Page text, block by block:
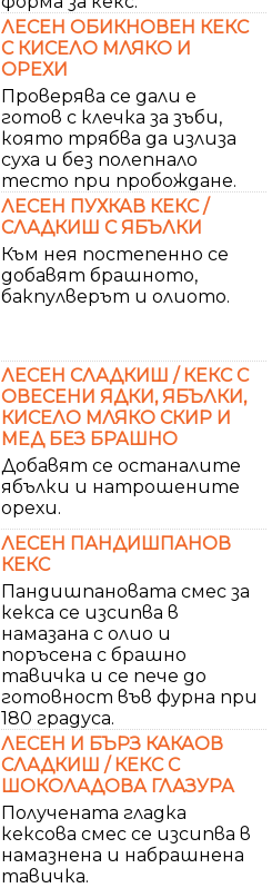
ЛЕСЕН ОБИКНОВЕН КЕКС
С КИСЕЛО МЛЯКО И
ОРЕХИ
Проверява се дали е
готов с клечка за зъби,
която трябва да излиза
суха и без полепнало
тесто при пробождане.
ЛЕСЕН ПУХКАВ КЕКС /
СЛАДКИШ С ЯБЪЛКИ
Към нея постепенно се
добавят брашното,
бакпулверът и олиото.
ЛЕСЕН СЛАДКИШ / КЕКС С
ОВЕСЕНИ ЯДКИ, ЯБЪЛКИ,
КИСЕЛО МЛЯКО СКИР И
МЕД БЕЗ БРАШНО
Добавят се останалите
ябълки и натрошените
орехи.
ЛЕСЕН ПАНДИШПАНОВ
КЕКС
Пандишпановата смес за
кекса се изсипва в
намазана с олио и
поръсена с брашно
тавичка и се пече до
готовност във фурна при
180 градуса.
ЛЕСЕН И БЪРЗ КАКАОВ
СЛАДКИШ / КЕКС С
ШОКОЛАДОВА ГЛАЗУРА
Получената гладка
кексова смес се изсипва в
намазнена и набрашнена
тавичка.